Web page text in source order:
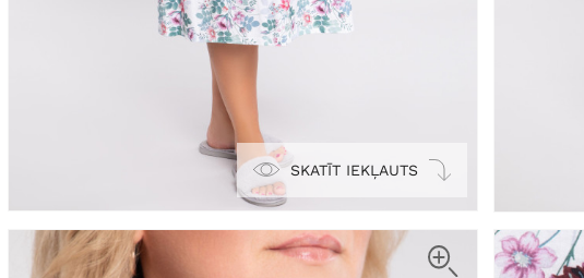
SKATĪT IEKĻAUTS